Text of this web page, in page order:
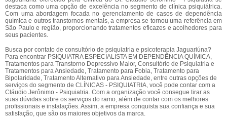
destaca como uma opção de excelência no segmento de clínica psiquiátrica.
Com uma abordagem focada no gerenciamento de casos de dependência
química e outros transtornos mentais, a empresa se tornou uma referência em
São Paulo e região, proporcionando tratamentos eficazes e acolhedores para
seus pacientes.
Busca por contato de consultório de psiquiatria e psicoterapia Jaguariúna?
Para encontrar PSIQUIATRA ESPECIALISTA EM DEPENDÊNCIA QUÍMICA,
Tratamentos para Transtorno Depressivo Maior, Consultório de Psiquiatria e
Tratamentos para Ansiedade, Tratamento para Fobia, Tratamento para
Bipolaridade, Tratamento Alternativo para Ansiedade, entre outras opções de
serviços do segmento de CLÍNICAS - PSIQUIATRIA, você pode contar com a
Cláudio Jerônimo - Psiquiatria. Com a organização você consegue tirar as
suas dúvidas sobre os serviços do ramo, além de contar com os melhores
profissionais e instalações. Assim, a empresa conquista sua confiança e sua
satisfação, que são os maiores objetivos da marca.